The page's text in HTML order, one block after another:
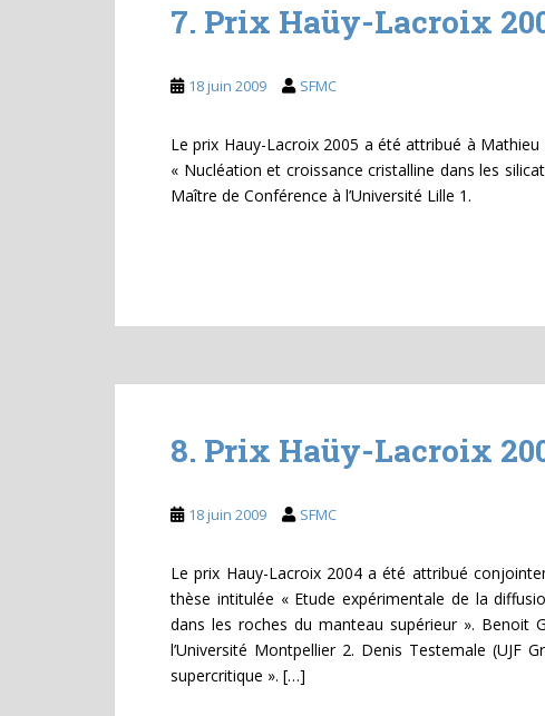
7. Prix Haüy-Lacroix
18 juin 2009 SFMC
Le prix Hauy-Lacroix 2005 a été attribué à
« Nucléation et croissance cristalline dans les
Maître de Conférence à l’Université Lille 1.
8. Prix Haüy-Lacroix
18 juin 2009 SFMC
Le prix Hauy-Lacroix 2004 a été attribué
thèse intitulée « Etude expérimentale de la
dans les roches du manteau supérieur ». Benoit
l’Université Montpellier 2. Denis Testemale (UJF
supercritique ». […]